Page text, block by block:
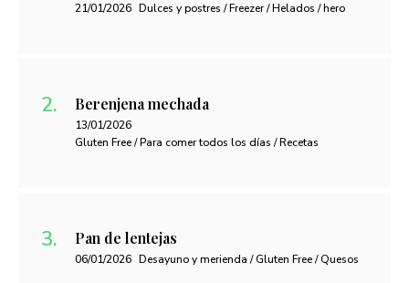
21/01/2026 Dulces y postres / Freezer / Helados / hero
Berenjena mechada
13/01/2026
Gluten Free / Para comer todos los días / Recetas
Pan de lentejas
06/01/2026 Desayuno y merienda / Gluten Free / Quesos